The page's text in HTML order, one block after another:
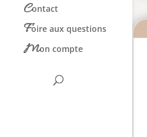
Contact
Foire aux questions
Mon compte